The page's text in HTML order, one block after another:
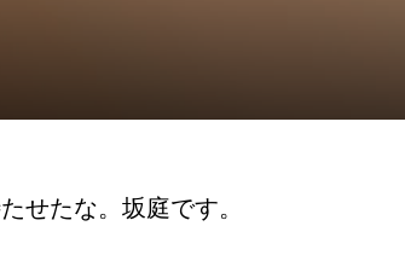
せたな。坂庭です。